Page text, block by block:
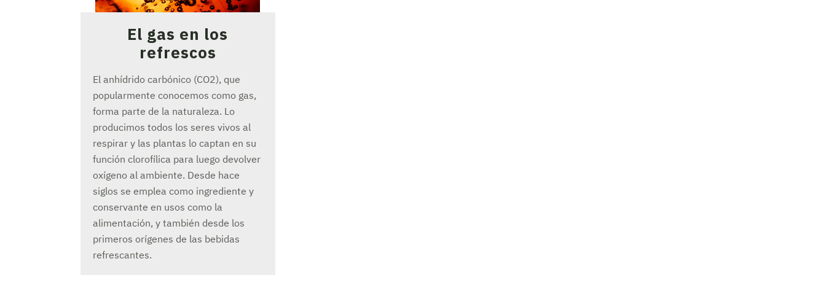
El gas en los
refrescos
El anhídrido carbónico (CO2), que
popularmente conocemos como gas,
forma parte de la naturaleza. Lo
producimos todos los seres vivos al
respirar y las plantas lo captan en su
función clorofílica para luego devolver
oxígeno al ambiente. Desde hace
siglos se emplea como ingrediente y
conservante en usos como la
alimentación, y también desde los
primeros orígenes de las bebidas
refrescantes.